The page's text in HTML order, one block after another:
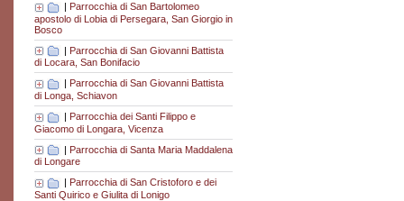
Parrocchia di San Bartolomeo
apostolo di Lobia di Persegara, San Giorgio in
Bosco
| Parrocchia di San Giovanni Battista
di Locara, San Bonifacio
Parrocchia di San Giovanni Battista
di Longa, Schiavon
| Parrocchia dei Santi Filippo e
Giacomo di Longara, Vicenza
| Parrocchia di Santa Maria Maddalena
di Longare
| Parrocchia di San Cristoforo e dei
Santi Quirico e Giulita di Lonigo